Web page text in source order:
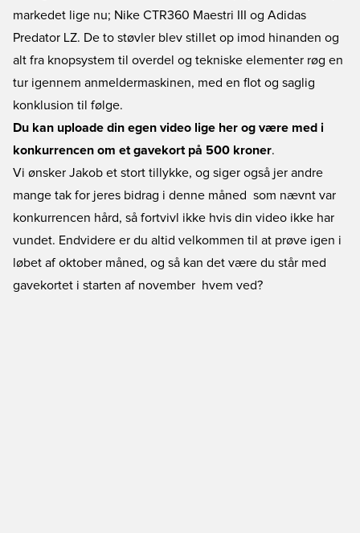
markedet lige nu; Nike CTR360 Maestri III og Adidas
Predator LZ. De to støvler blev stillet op imod hinanden og
alt fra knopsystem til overdel og tekniske elementer røg en
tur igennem anmeldermaskinen, med en flot og saglig
konklusion til følge.
Du kan uploade din egen video lige her og være med i
konkurrencen om et gavekort på 500 kroner.
Vi ønsker Jakob et stort tillykke, og siger også jer andre
mange tak for jeres bidrag i denne måned  som nævnt var
konkurrencen hård, så fortvivl ikke hvis din video ikke har
vundet. Endvidere er du altid velkommen til at prøve igen i
løbet af oktober måned, og så kan det være du står med
gavekortet i starten af november  hvem ved?